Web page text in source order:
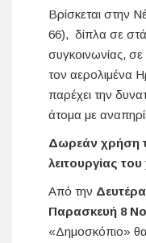
Βρίσκεται στην
66), δίπλα σε
συγκοινωνίας,
τον αερολιμένα
παρέχει την
άτομα με
Δωρεάν χρήση
λειτουργίας
Από την
Παρασκευή 8
«Δημοσκόπιο»